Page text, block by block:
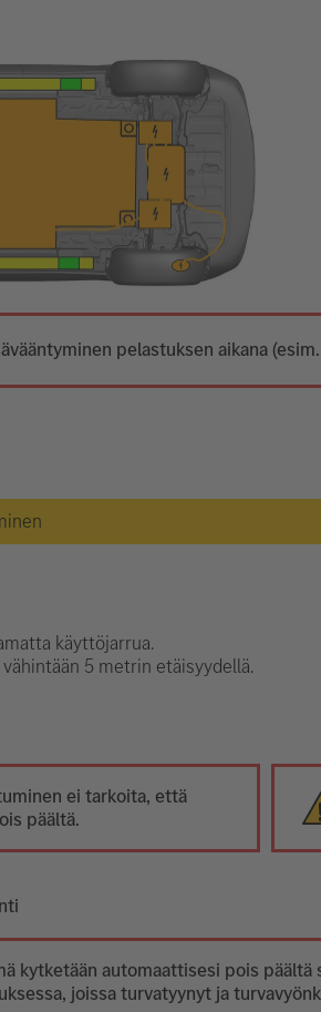
pelastuksen aikana
käyttöjarrua.
5 metrin etäisyydellä.
ei tarkoita, että
päältä.
kytketään automaattisesi pois päältä
joissa turvatyynyt ja